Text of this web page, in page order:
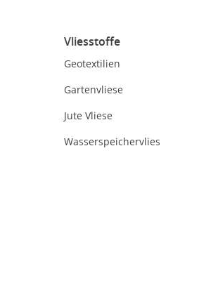
Vliesstoffe
Geotextilien
Gartenvliese
Jute Vliese
Wasserspeichervlies